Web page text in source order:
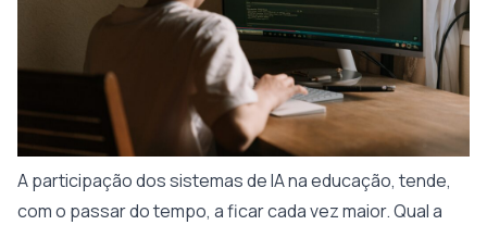
A participação dos sistemas de IA na educação, tende,
com o passar do tempo, a ficar cada vez maior. Qual a